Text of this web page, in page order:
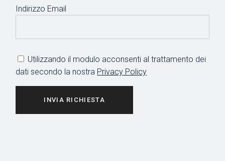
Indirizzo Email
Utilizzando il modulo acconsenti al trattamento dei
dati secondo la nostra Privacy Policy
INVIA RICHIESTA